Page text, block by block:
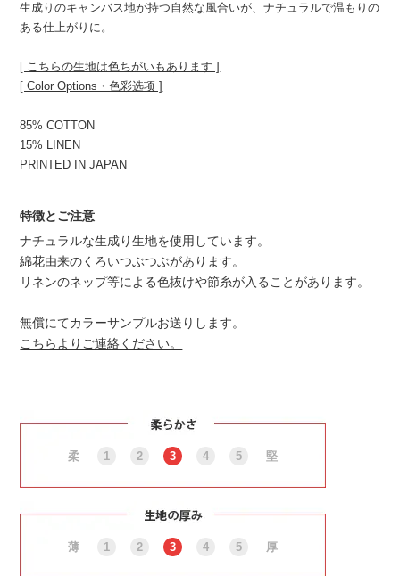
生成りのキャンバス地が持つ自然な風合いが、ナチュラルで温もりの
ある仕上がりに。
[ こちらの生地は色ちがいもあります ]
[ Color Options・色彩选项 ]
85% COTTON
15% LINEN
PRINTED IN JAPAN
特徴とご注意
ナチュラルな生成り生地を使用しています。
綿花由来のくろいつぶつぶがあります。
リネンのネップ等による色抜けや節糸が入ることがあります。
無償にてカラーサンプルお送りします。
こちらよりご連絡ください。
柔 1 2 3 4 5 堅
薄 1 2 3 4 5 厚